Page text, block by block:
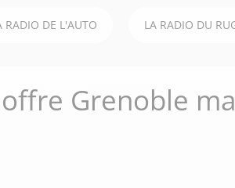
RADIO DE L'AUTO LA RADIO DU
Grenoble